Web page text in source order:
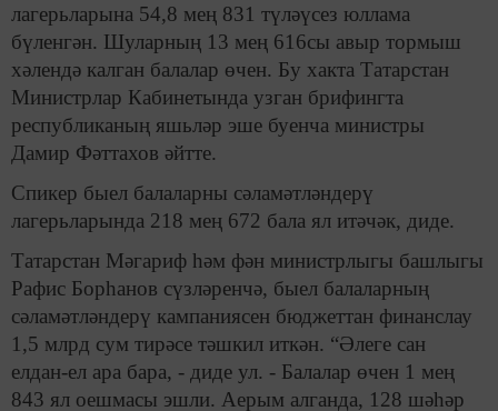
лагерьларына 54,8 мең 831 түләүсез юллама
бүленгән. Шуларның 13 мең 616сы авыр тормыш
хәлендә калган балалар өчен. Бу хакта Татарстан
Министрлар Кабинетында узган брифингта
республиканың яшьләр эше буенча министры
Дамир Фәттахов әйтте.
Спикер быел балаларны сәламәтләндерү
лагерьларында 218 мең 672 бала ял итәчәк, диде.
Татарстан Мәгариф һәм фән министрлыгы башлыгы
Рафис Борһанов сүзләренчә, быел балаларның
сәламәтләндерү кампаниясен бюджеттан финанслау
1,5 млрд сум тирәсе тәшкил иткән. “Әлеге сан
елдан-ел ара бара, - диде ул. - Балалар өчен 1 мең
843 ял оешмасы эшли. Аерым алганда, 128 шәһәр